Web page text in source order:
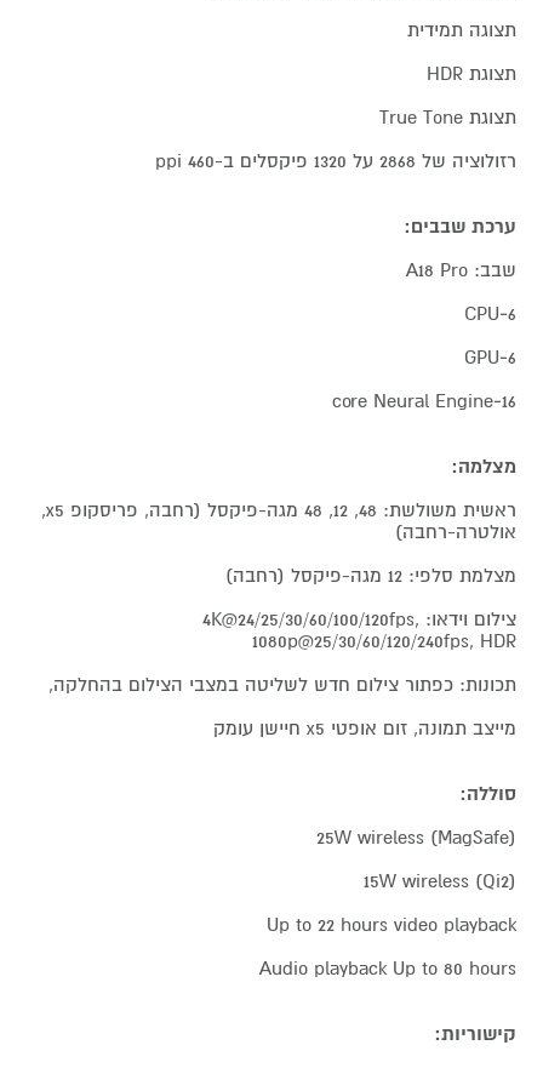
תצוגה תמידית
תצוגת HDR
תצוגת True Tone
רזולוציה של 2868 על 1320 פיקסלים ב-460 ppi
ערכת שבבים:
שבב: A18 Pro
6‑CPU
6‑GPU
16‑core Neural Engine
מצלמה:
ראשית משולשת: 48, 12, 48 מגה-פיקסל (רחבה, פריסקופ x5,
אולטרה-רחבה)
מצלמת סלפי: 12 מגה-פיקסל (רחבה)
צילום וידאו: 4K@24/25/30/60/100/120fps,
1080p@25/30/60/120/240fps, HDR
תכונות: כפתור צילום חדש לשליטה במצבי הצילום בהחלקה,
מייצב תמונה, זום אופטי x5 חיישן עומק
סוללה:
25W wireless (MagSafe)
15W wireless (Qi2)
Up to 22 hours video playback
Audio playback Up to 80 hours
קישוריות: